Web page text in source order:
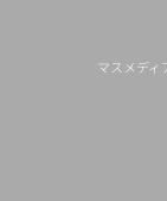
マスメディ